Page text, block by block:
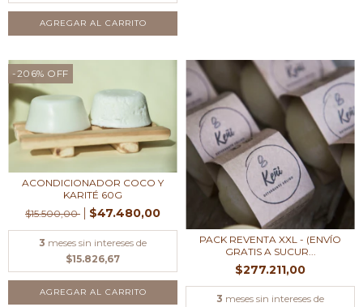
AGREGAR AL CARRITO
-206% OFF
ACONDICIONADOR COCO Y
KARITÉ 60G
$15.500,00
$47.480,00
3 meses sin intereses de
$15.826,67
PACK REVENTA XXL - (ENVÍO
GRATIS A SUCUR...
$277.211,00
3 meses sin intereses de